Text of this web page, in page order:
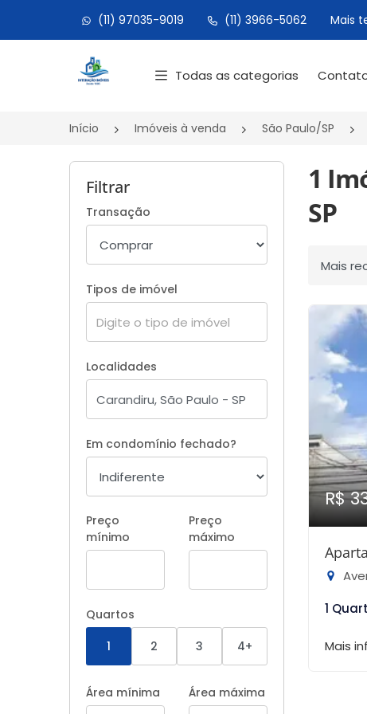
(11) 97035-9019 (11) 3966-5062 Mais
Página inicial
Todas as categorias
Início Imóveis à venda São Paulo/SP
Filtrar
Transação
Tipos de imóvel
Localidades
Em condomínio fechado?
Preço
mínimo
Preço
máximo
Quartos
1
2 3 4+
Área mínima Área máxima
1
SP
Ordenar
R$
1
Mais